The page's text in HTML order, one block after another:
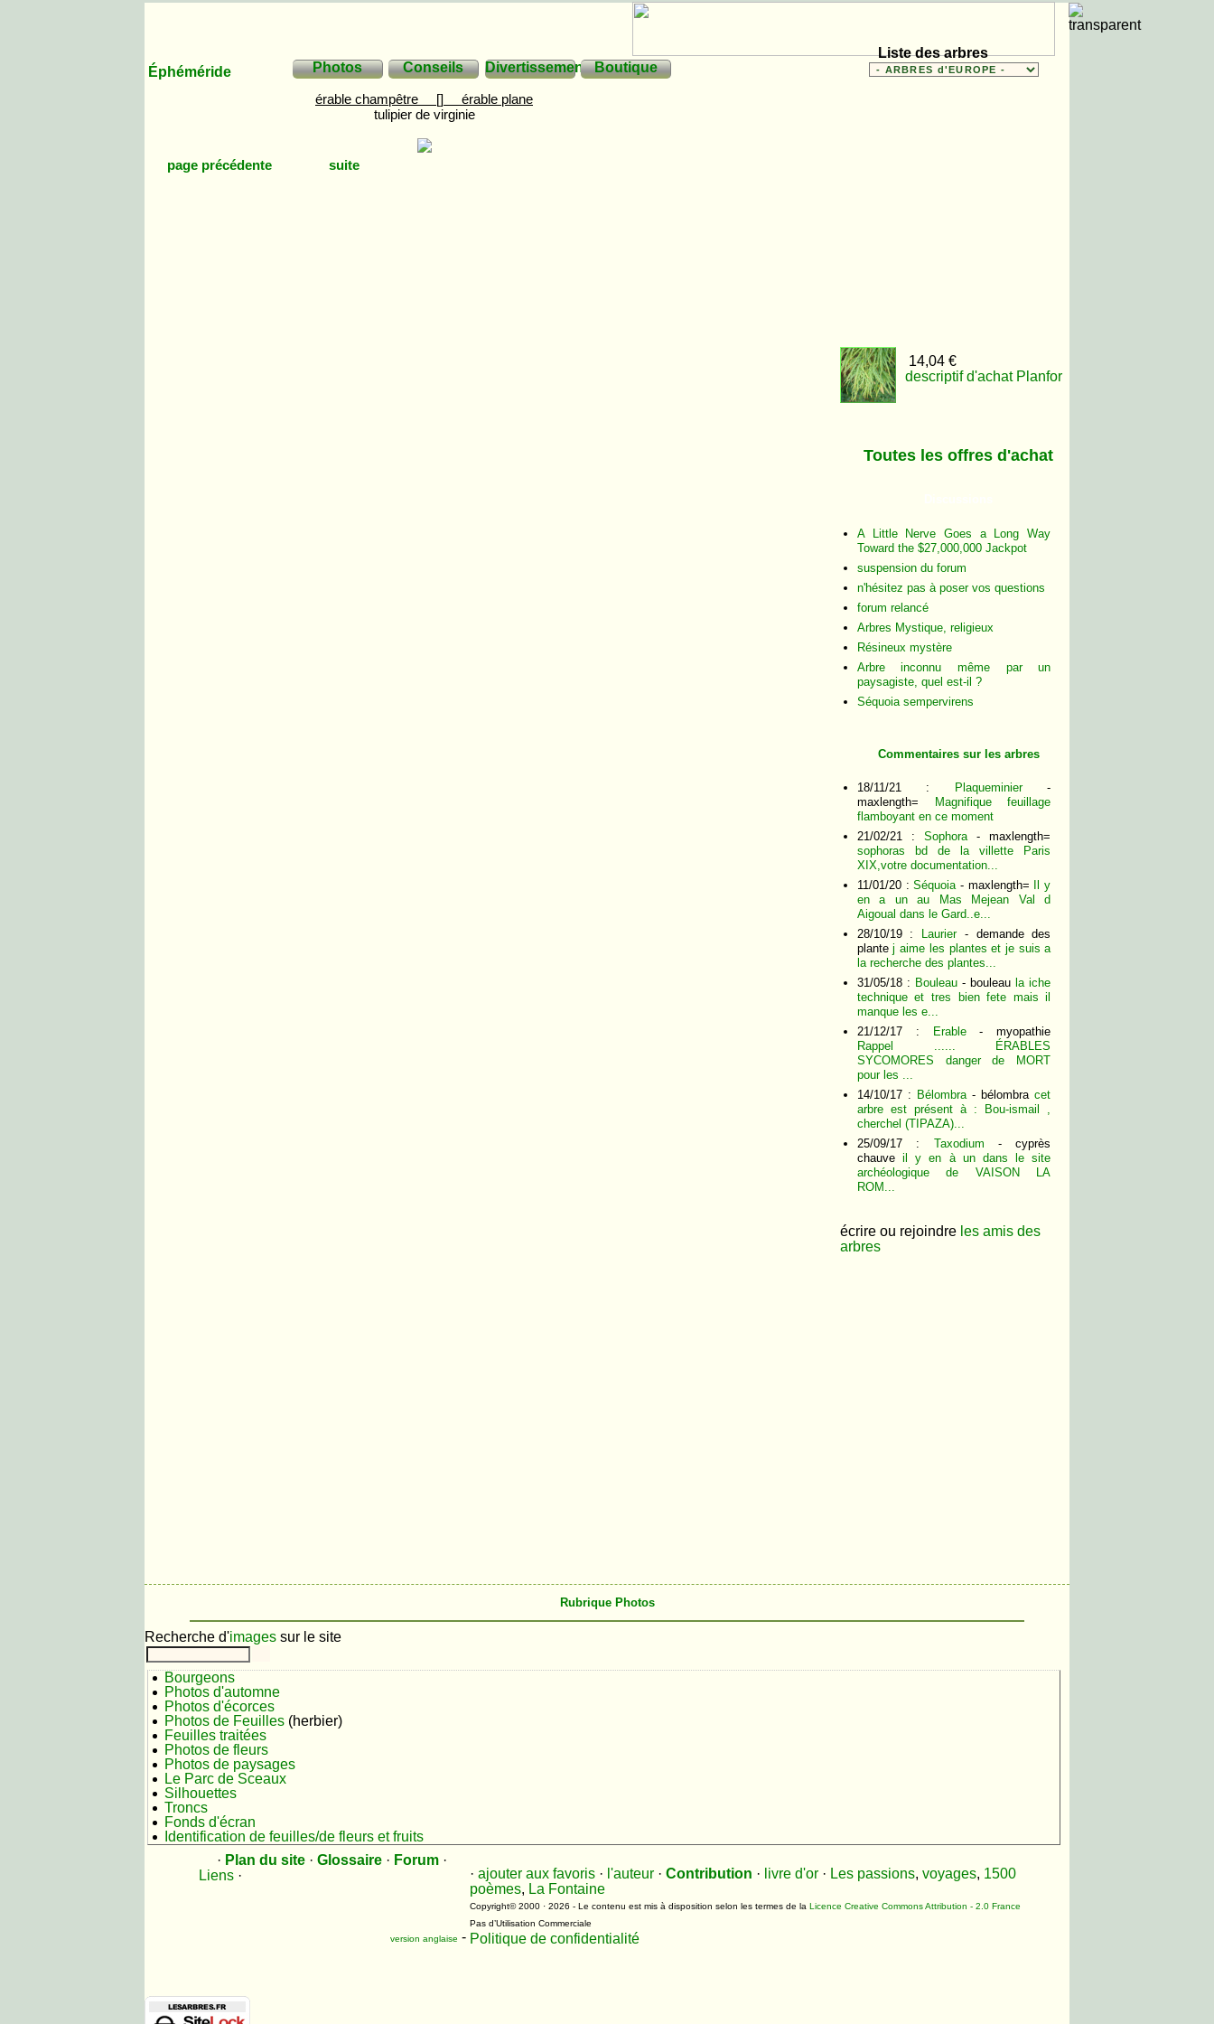
Éphéméride Photos Conseils DivertissementsBoutique
Liste des arbres
érable champêtre []
érable plane
tulipier de virginie
page précédente suite
14,04 €
descriptif d'achat Planfor
Toutes les offres d'achat
A Little Nerve Goes a Long Way
Toward the $27,000,000 Jackpot
suspension du forum
n'hésitez pas à poser vos questions
forum relancé
Arbres Mystique, religieux
Résineux mystère
Arbre inconnu même par un
paysagiste, quel est-il ?
Séquoia sempervirens
Commentaires sur les arbres
18/11/21 : Plaqueminier-
maxlength=
Magnifique feuillage
flamboyant en ce moment
21/02/21 : Sophora- maxlength=
sophoras bd de la villette Paris
XIX,votre documentation...
11/01/20 :Séquoia- maxlength=
Il y
en a un au Mas Mejean Val d
Aigoual dans le Gard..e...
28/10/19 :
Laurier- demande des
plantej aime les plantes et je suis a
la recherche des plantes...
31/05/18 : Bouleau- bouleau la iche
technique et tres bien fete mais il
manque les e...
21/12/17 :
Erable- myopathie
Rappel ...... ÉRABLES
SYCOMORES danger de MORT
pour les ...
14/10/17 : Bélombra- bélombracet
arbre est présent à : Bou-ismail ,
cherchel (TIPAZA)...
25/09/17 : Taxodium - cyprès
chauve il y en à un dans le site
archéologique de VAISON LA
ROM...
écrire ou rejoindre les amis des
arbres
Rubrique Photos
Recherche d'images sur le site
Bourgeons
Photos d'automne
Photos d'écorces
Photos de Feuilles (herbier)
Feuilles traitées
Photos de fleurs
Photos de paysages
Le Parc de Sceaux
Silhouettes
Troncs
Fonds d'écran
Identification de feuilles/de fleurs et fruits
· Plan du site · Glossaire · Forum ·
Liens · · ajouter aux favoris · l'auteur · Contribution · livre d'or · Les passions, voyages, 1500
poèmes, La Fontaine
Copyright© 2000 · 2026 - Le contenu est mis à disposition selon les termes de la Licence Creative Commons Attribution - 2.0 France
Pas d’Utilisation Commerciale
Politique de confidentialité
version anglaise -